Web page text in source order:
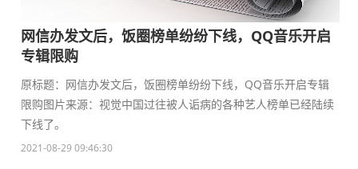
网信办发文后，饭圈榜单纷纷下线，QQ音乐开启
专辑限购
原标题：网信办发文后，饭圈榜单纷纷下线，QQ音乐开启专辑
限购图片来源：视觉中国过往被人诟病的各种艺人榜单已经陆续
下线了。
2021-08-29 09:46:30